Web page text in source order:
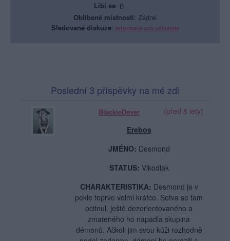
Líbí se: 0
Oblibené místnosti: Žádné
Sledované diskuze: Informace pro uživatele
Poslední 3 příspěvky na mé zdi
BlackieDever
(před 8 lety)
Erebos
JMÉNO: Desmond
STATUS: Vlkodlak
CHARAKTERISTIKA: Desmond je v
pekle teprve velmi krátce. Sotva se tam
ocitnul, ještě dezorientovaného a
zmateného ho napadla skupina
démonů. Ačkoli jim svou kůži rozhodně